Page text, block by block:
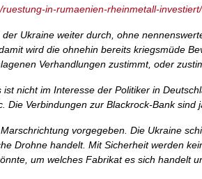
in-rumaenien-rheinmetall-investiert/
Ukraine weiter durch, ohne
wird die ohnehin bereits kriegsmüde
Verhandlungen zustimmt, oder
nicht im Interesse der Politiker in
Die Verbindungen zur Blackrock-Bank sind
vorgegeben. Die Ukraine
Drohne handelt. Mit Sicherheit werden
um welches Fabrikat es sich handelt